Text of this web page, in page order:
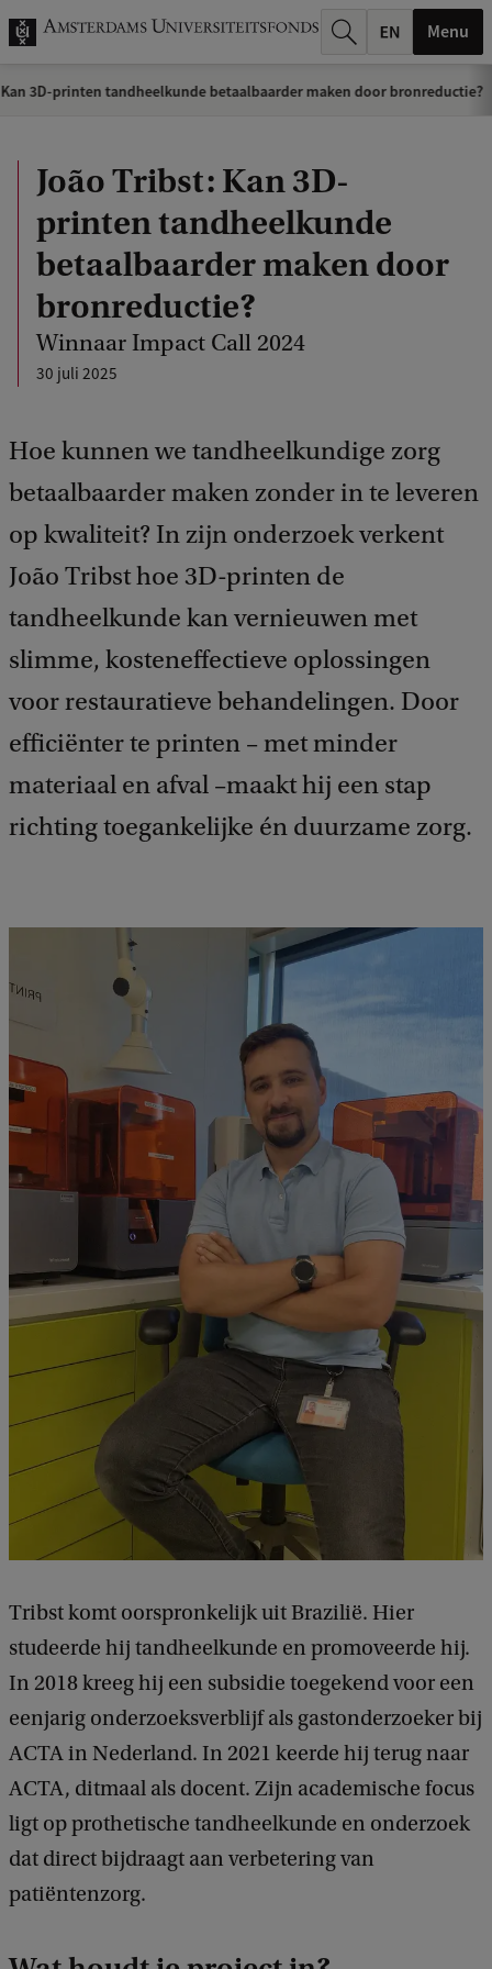
k
.
Menu
3D-printen tandheelkunde betaalbaarder maken door bronreductie?
João Tribst: Kan 3D-
printen tandheelkunde
betaalbaarder maken door
bronreductie?
Winnaar Impact Call 2024
30 juli 2025
Hoe kunnen we tandheelkundige zorg
betaalbaarder maken zonder in te leveren
op kwaliteit? In zijn onderzoek verkent
João Tribst hoe 3D-printen de
tandheelkunde kan vernieuwen met
slimme, kosteneffectieve oplossingen
voor restauratieve behandelingen. Door
efficiënter te printen – met minder
materiaal en afval –maakt hij een stap
richting toegankelijke én duurzame zorg.
Tribst komt oorspronkelijk uit Brazilië. Hier
studeerde hij tandheelkunde en promoveerde hij.
In 2018 kreeg hij een subsidie toegekend voor een
eenjarig onderzoeksverblijf als gastonderzoeker bij
ACTA in Nederland. In 2021 keerde hij terug naar
ACTA, ditmaal als docent. Zijn academische focus
ligt op prothetische tandheelkunde en onderzoek
dat direct bijdraagt aan verbetering van
patiëntenzorg.